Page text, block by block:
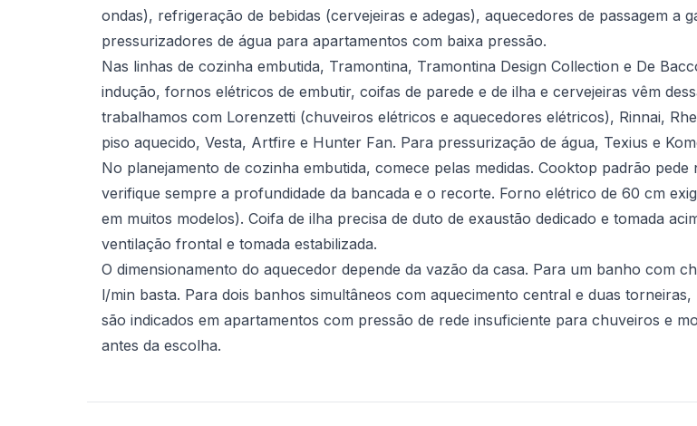
ondas), refrigeração de bebidas (cervejeiras e adegas), aquecedores de passagem a
pressurizadores de água para apartamentos com baixa pressão.
Nas linhas de cozinha embutida, Tramontina, Tramontina Design Collection e De
indução, fornos elétricos de embutir, coifas de parede e de ilha e cervejeiras vêm
trabalhamos com Lorenzetti (chuveiros elétricos e aquecedores elétricos), Rinnai,
piso aquecido, Vesta, Artfire e Hunter Fan. Para pressurização de água, Texius e
No planejamento de cozinha embutida, comece pelas medidas. Cooktop padrão
verifique sempre a profundidade da bancada e o recorte. Forno elétrico de 60 cm
em muitos modelos). Coifa de ilha precisa de duto de exaustão dedicado e tomada
ventilação frontal e tomada estabilizada.
O dimensionamento do aquecedor depende da vazão da casa. Para um banho com
l/min basta. Para dois banhos simultâneos com aquecimento central e duas
são indicados em apartamentos com pressão de rede insuficiente para chuveiros e
antes da escolha.